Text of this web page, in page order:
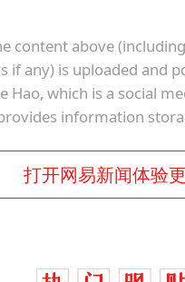
content above
if any) is uploaded and
Hao, which is a social
information
打开网易新闻体验